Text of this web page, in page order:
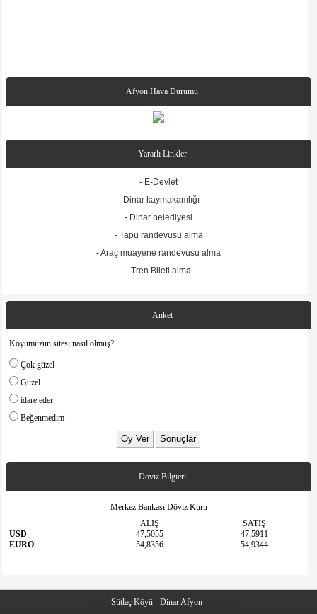
Anket
Köyümüzün sitesi nasıl olmuş?
Çok güzel
Güzel
idare eder
Beğenmedim
Döviz Bilgieri
Merkez Bankası Döviz Kuru
ALIŞ
SATIŞ
USD
47,5055
47,5911
EURO
54,8356 54,9344
Afyon Hava Durumu
Yararlı Linkler
- E-Devlet
- Dinar kaymakamlığı
- Dinar belediyesi
- Tapu randevusu alma
- Araç muayene randevusu alma
- Tren Bileti alma
Sütlaç Köyü - Dinar Afyon